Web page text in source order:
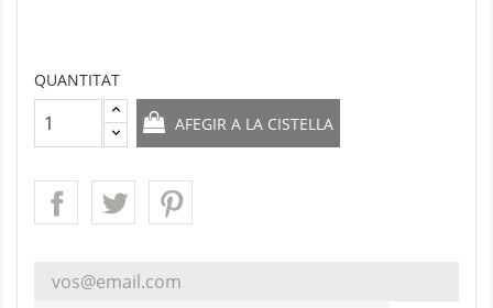
QUANTITAT
AFEGIR A LA CISTELLA